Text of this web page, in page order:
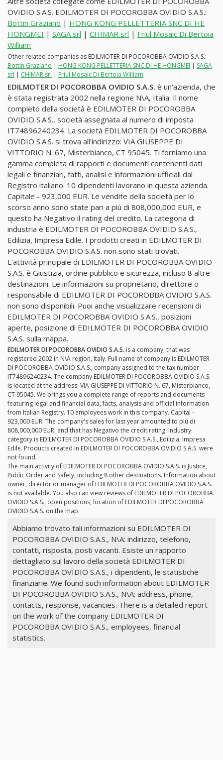
OVIDIO S.A.S. EDILMOTER DI POCOROBBA OVIDIO S.A.S.:
Bottin Graziano | HONG KONG PELLETTERIA SNC DI HE
HONGMEI | SAGA srl | CHIMAR srl | Friul Mosaic Di Bertoia
William
Other related companies as EDILMOTER DI POCOROBBA OVIDIO S.A.S.:
Bottin Graziano | HONG KONG PELLETTERIA SNC DI HE HONGMEI | SAGA
srl | CHIMAR srl | Friul Mosaic Di Bertoia William
EDILMOTER DI POCOROBBA OVIDIO S.A.S. è un'azienda, che
è stata registrata 2002 nella regione N\A, Italia. Il nome
completo della società è EDILMOTER DI POCOROBBA
OVIDIO S.A.S., società assegnata al numero di imposta
IT74896240234. La società EDILMOTER DI POCOROBBA
OVIDIO S.A.S. si trova all'indirizzo: VIA GIUSEPPE DI
VITTORIO N. 67, Misterbianco, CT 95045. Ti forniamo una
gamma completa di rapporti e documenti contenenti dati
legali e finanziari, fatti, analisi e informazioni ufficiali dal
Registro italiano. 10 dipendenti lavorano in questa azienda.
Capitale - 923,000 EUR. Le vendite della società per lo
scorso anno sono state pari a più di 808,000,000 EUR, e
questo ha Negativo il rating del credito. La categoria di
industria è EDILMOTER DI POCOROBBA OVIDIO S.A.S.,
Edilizia, Impresa Edile. I prodotti creati in EDILMOTER DI
POCOROBBA OVIDIO S.A.S. non sono stati trovati.
L'attività principale di EDILMOTER DI POCOROBBA OVIDIO
S.A.S. è Giustizia, ordine pubblico e sicurezza, incluso 8 altre
destinazioni. Le informazioni su proprietario, direttore o
responsabile di EDILMOTER DI POCOROBBA OVIDIO S.A.S.
non sono disponibili. Puoi anche visualizzare recensioni di
EDILMOTER DI POCOROBBA OVIDIO S.A.S., posizioni
aperte, posizione di EDILMOTER DI POCOROBBA OVIDIO
S.A.S. sulla mappa.
EDILMOTER DI POCOROBBA OVIDIO S.A.S. is a company, that was
registered 2002 in N\A region, Italy. Full name of company is EDILMOTER
DI POCOROBBA OVIDIO S.A.S., company assigned to the tax number
IT74896240234. The company EDILMOTER DI POCOROBBA OVIDIO S.A.S.
is located at the address: VIA GIUSEPPE DI VITTORIO N. 67, Misterbianco,
CT 95045. We brings you a complete range of reports and documents
featuring legal and financial data, facts, analysis and official information
from Italian Registry. 10 employees work in this company. Capital -
923,000 EUR. The company's sales for last year amounted to più di
808,000,000 EUR, and that has Negativo the credit rating. Industry
category is EDILMOTER DI POCOROBBA OVIDIO S.A.S., Edilizia, Impresa
Edile. Products created in EDILMOTER DI POCOROBBA OVIDIO S.A.S. were
not found.
The main activity of EDILMOTER DI POCOROBBA OVIDIO S.A.S. is Justice,
Public Order and Safety, including 8 other destinations. Information about
owner, director or manager of EDILMOTER DI POCOROBBA OVIDIO S.A.S.
is not available. You also can view reviews of EDILMOTER DI POCOROBBA
OVIDIO S.A.S., open positions, location of EDILMOTER DI POCOROBBA
OVIDIO S.A.S. on the map.
Abbiamo trovato tali informazioni su EDILMOTER DI
POCOROBBA OVIDIO S.A.S., N\A: indirizzo, telefono,
contatti, risposta, posti vacanti. Esiste un rapporto
dettagliato sul lavoro della società EDILMOTER DI
POCOROBBA OVIDIO S.A.S., i dipendenti, le statistiche
finanziarie. We found such information about EDILMOTER
DI POCOROBBA OVIDIO S.A.S., N\A: address, phone,
contacts, response, vacancies. There is a detailed report
on the work of the company EDILMOTER DI
POCOROBBA OVIDIO S.A.S., employees, financial
statistics.